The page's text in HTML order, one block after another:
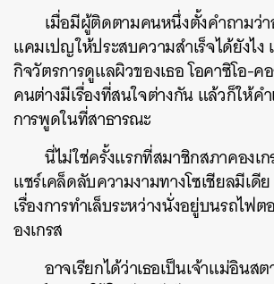
เมื่อมีผู้ติดตามคนหนึ่งตั้งคำถามว่า
แคมเปญให้ประสบความสำเร็จได้ยังไง
กิจวัตรการดูแลผิวของเธอ โอคาซิโอ-ค
คนต่างมีเรื่องที่สนใจต่างกัน แล้วก็ให้ค
การพูดในที่สาธารณะ
นี่ไม่ใช่ครั้งแรกที่สมาชิกสภาคองเ
แชร์เคล็ดลับความงามทางโซเชียลมีเดี
เรื่องการทำเล็บระหว่างนั่งอยู่บนรถไฟ
องเกรส
อาจเรียกได้ว่าเธอเป็นเจ้าแม่อินส
SHARE TWEET LINE